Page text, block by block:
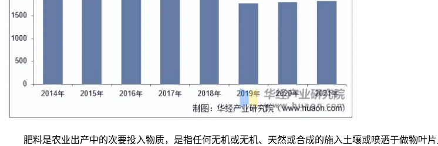
肥料是农业出产中的次要投入物质，是指任何无机或无机、天然或合成的施入土壤或喷洒于做物叶